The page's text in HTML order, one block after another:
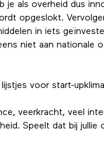
je als overheid dus
opgeslokt.
in iets
niet aan nationale
voor start-
veerkracht, veel
Speelt dat bij jullie